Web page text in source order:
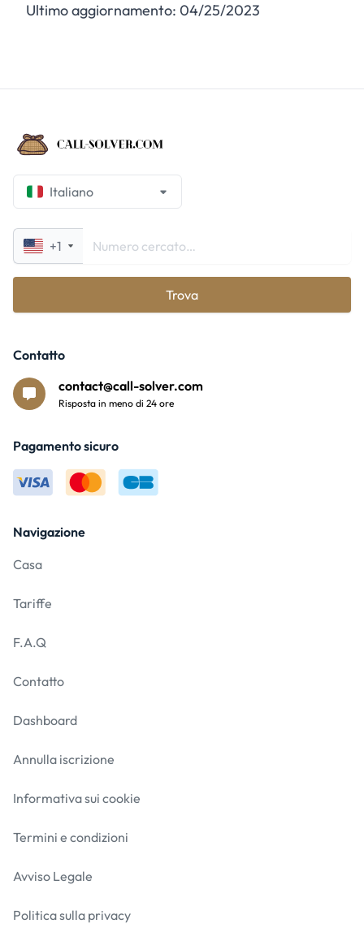
Ultimo aggiornamento: 04/25/2023
Italiano
+1
Trova
Navigazione
Casa
Tariffe
F.A.Q
Contatto
Dashboard
Annulla iscrizione
Informativa sui cookie
Termini e condizioni
Avviso Legale
Politica sulla privacy
Contatto
contact@call-solver.com
Risposta in meno di 24 ore
Pagamento sicuro